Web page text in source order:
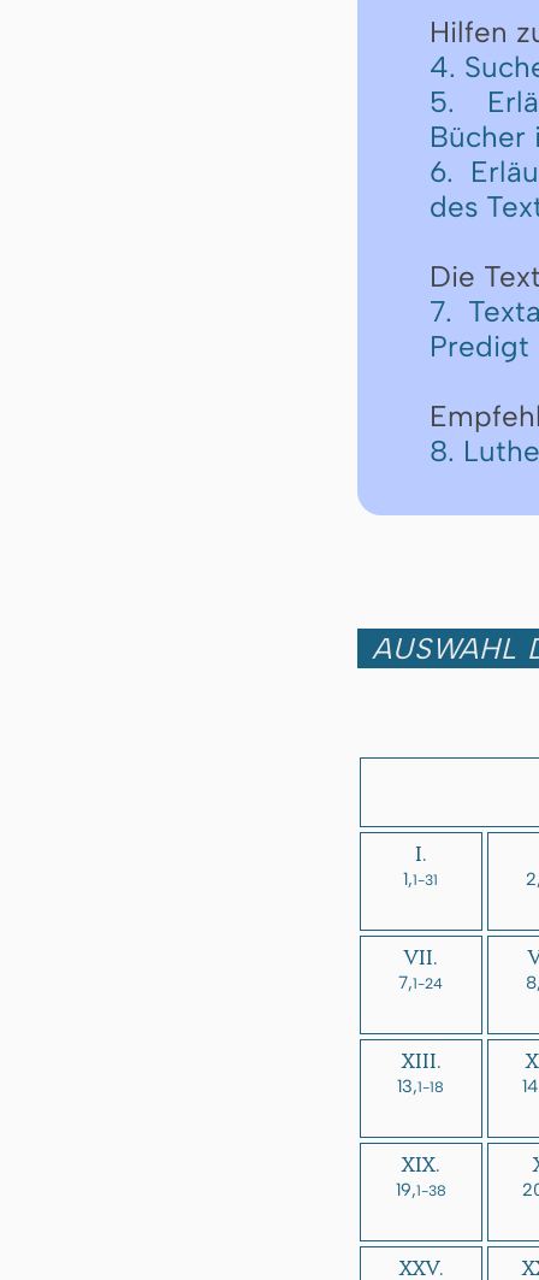
Hilfen
4.
5.
Bücher
6.
des
Die
7.
Predigt
8.
AUSWAHL
I.
1,1-31
VII.
7,1-24
XIII.
13,1-18
XIX.
19,1-38
XXV.